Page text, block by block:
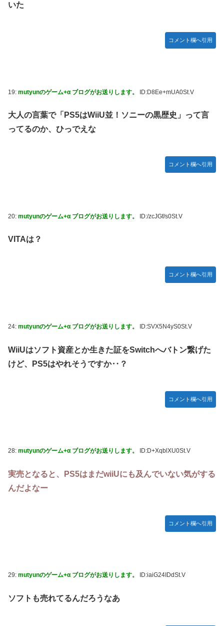
いた
コメント欄へ引用
19: mutyunのゲーム+α ブログがお送りします。 ID:D8Ee+mUA0St.V
大人の言葉で「PS5はWiiU並！ソニーの黒歴史」って言
ってるのか、ひっでえな
コメント欄へ引用
20: mutyunのゲーム+α ブログがお送りします。 ID:/zcJGf/s0St.V
VITAは？
コメント欄へ引用
24: mutyunのゲーム+α ブログがお送りします。 ID:SVX5N4yS0St.V
WiiUはソフト資産とか生きた証をSwitchへバトン繋げた
けど、PS5はやれそうですか‥？
コメント欄へ引用
28: mutyunのゲーム+α ブログがお送りします。 ID:D+XqblXU0St.V
実売となると、PS5はまだwiiUにも及んでいない気がする
んだよなー
コメント欄へ引用
29: mutyunのゲーム+α ブログがお送りします。 ID:iaiG24IDdSt.V
ソフトも売れてるんだろうなあ